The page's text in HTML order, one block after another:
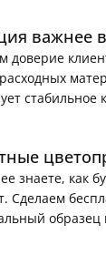
—
важнее
доверие
стабильное
знаете, как
Сделаем
образец